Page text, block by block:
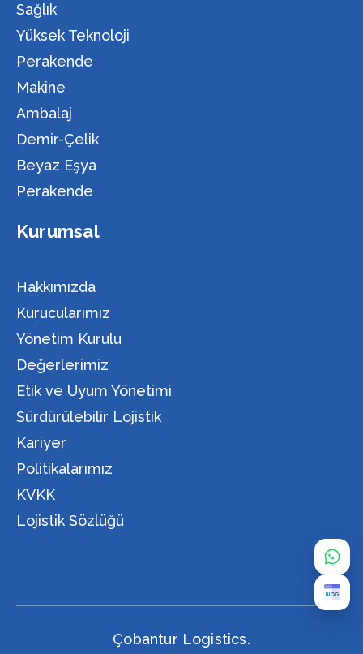
Sağlık
Yüksek Teknoloji
Perakende
Makine
Ambalaj
Demir-Çelik
Beyaz Eşya
Perakende
Kurumsal
Hakkımızda
Kurucularımız
Yönetim Kurulu
Değerlerimiz
Etik ve Uyum Yönetimi
Sürdürülebilir Lojistik
Kariyer
Politikalarımız
KVKK
Lojistik Sözlüğü
Çobantur Logistics.